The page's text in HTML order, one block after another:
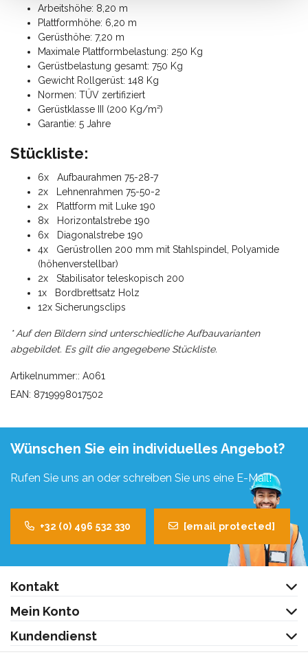
Arbeitshöhe: 8,20 m
Plattformhöhe: 6,20 m
Gerüsthöhe: 7,20 m
Maximale Plattformbelastung: 250 Kg
Gerüstbelastung gesamt: 750 Kg
Gewicht Rollgerüst: 148 Kg
Normen: TÜV zertifiziert
Gerüstklasse III (200 Kg/m²)
Garantie: 5 Jahre
Stückliste:
6x Aufbaurahmen 75-28-7
2x Lehnenrahmen 75-50-2
2x Plattform mit Luke 190
8x Horizontalstrebe 190
6x Diagonalstrebe 190
4x Gerüstrollen 200 mm mit Stahlspindel, Polyamide
(höhenverstellbar)
2x Stabilisator teleskopisch 200
1x Bordbrettsatz Holz
12x Sicherungsclips
* Auf den Bildern sind unterschiedliche Aufbauvarianten
abgebildet. Es gilt die angegebene Stückliste.
Artikelnummer:: A061
EAN: 8719998017502
Wünschen Sie ein individuelles Angebot?
Rufen Sie uns an oder schreiben Sie uns eine E-Mail!
+32 (0) 496 532 330 [email protected]
Kontakt
Mein Konto
Kundendienst